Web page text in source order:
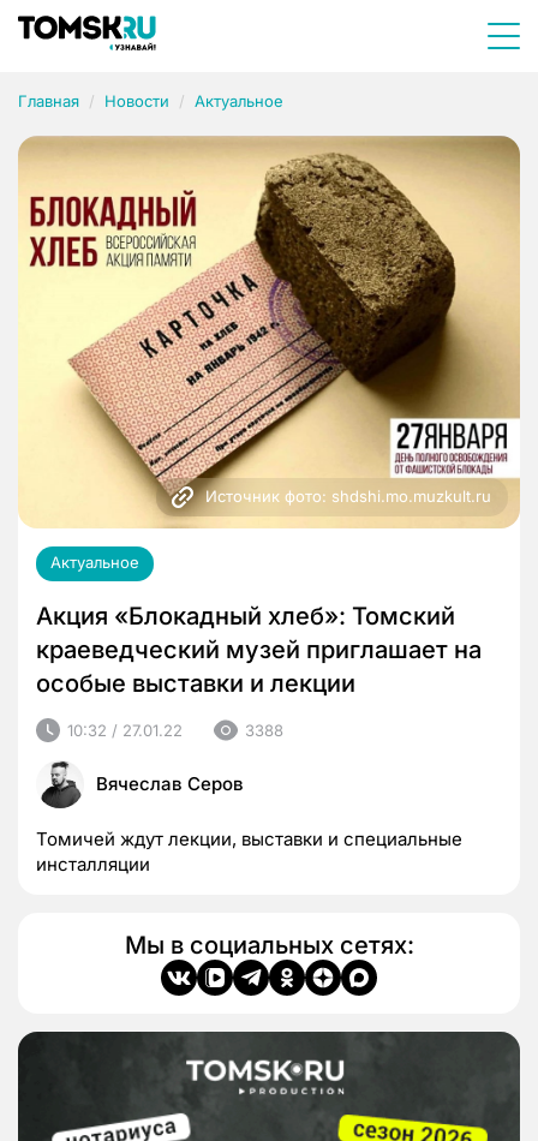
Главная Новости Актуальное
Источник фото: shdshi.mo.muzkult.ru
Актуальное
Акция «Блокадный хлеб»: Томский
краеведческий музей приглашает на
особые выставки и лекции
10:32 / 27.01.22 3388
Вячеслав Серов
Томичей ждут лекции, выставки и специальные
инсталляции
Мы в социальных сетях: